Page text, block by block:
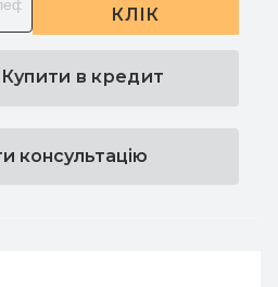
КЛІК
Купити в кредит
консультацію